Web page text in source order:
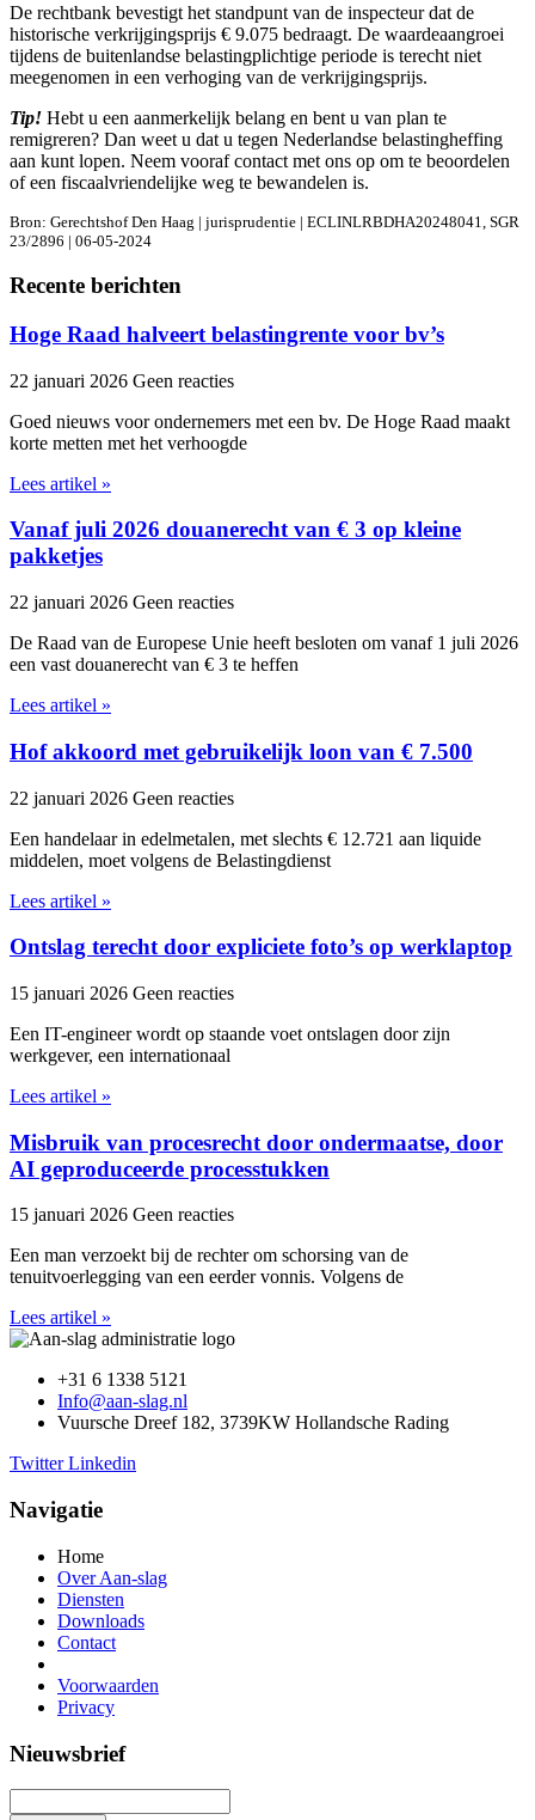
De rechtbank bevestigt het standpunt van de inspecteur dat de
historische verkrijgingsprijs € 9.075 bedraagt. De waardeaangroei
tijdens de buitenlandse belastingplichtige periode is terecht niet
meegenomen in een verhoging van de verkrijgingsprijs.
Tip! Hebt u een aanmerkelijk belang en bent u van plan te
remigreren? Dan weet u dat u tegen Nederlandse belastingheffing
aan kunt lopen. Neem vooraf contact met ons op om te beoordelen
of een fiscaalvriendelijke weg te bewandelen is.
Bron: Gerechtshof Den Haag | jurisprudentie | ECLINLRBDHA20248041, SGR
23/2896 | 06-05-2024
Recente berichten
Hoge Raad halveert belastingrente voor bv’s
22 januari 2026 Geen reacties
Goed nieuws voor ondernemers met een bv. De Hoge Raad maakt
korte metten met het verhoogde
Lees artikel »
Vanaf juli 2026 douanerecht van € 3 op kleine
pakketjes
22 januari 2026 Geen reacties
De Raad van de Europese Unie heeft besloten om vanaf 1 juli 2026
een vast douanerecht van € 3 te heffen
Lees artikel »
Hof akkoord met gebruikelijk loon van € 7.500
22 januari 2026 Geen reacties
Een handelaar in edelmetalen, met slechts € 12.721 aan liquide
middelen, moet volgens de Belastingdienst
Lees artikel »
Ontslag terecht door expliciete foto’s op werklaptop
15 januari 2026 Geen reacties
Een IT-engineer wordt op staande voet ontslagen door zijn
werkgever, een internationaal
Lees artikel »
Misbruik van procesrecht door ondermaatse, door
AI geproduceerde processtukken
15 januari 2026 Geen reacties
Een man verzoekt bij de rechter om schorsing van de
tenuitvoerlegging van een eerder vonnis. Volgens de
Lees artikel »
+31 6 1338 5121
Info@aan-slag.nl
Vuursche Dreef 182, 3739KW Hollandsche Rading
Twitter Linkedin
Navigatie
Home
Over Aan-slag
Diensten
Downloads
Contact
Voorwaarden
Privacy
Nieuwsbrief